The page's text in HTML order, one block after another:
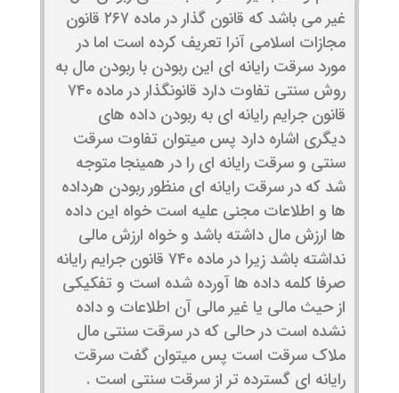
غیر می باشد که قانون گذار در ماده ۲۶۷ قانون
مجازات اسلامی آنرا تعریف کرده است اما در
مورد سرقت رایانه ای این ربودن با ربودن مال به
روش سنتی تفاوت دارد قانونگذار در ماده ۷۴۰
قانون جرایم رایانه ای به ربودن داده های
دیگری اشاره دارد پس میتوان تفاوت سرقت
سنتی و سرقت رایانه ای را در همینجا متوجه
شد که در سرقت رایانه ای منظور ربودن هرداده
ها و اطلاعات مجنی علیه است خواه این داده
ها ارزش مال داشته باشد و خواه ارزش مالی
نداشته باشد زیرا در ماده ۷۴۰ قانون جرایم رایانه
صرفا کلمه داده ها آورده شده است و تفکیکی
از حیث مالی یا غیر مالی آن اطلاعات و داده
نشده است در حالی که در سرقت سنتی مال
ملاک سرقت است پس میتوان گفت سرقت
رایانه ای گسترده تر از سرقت سنتی است .